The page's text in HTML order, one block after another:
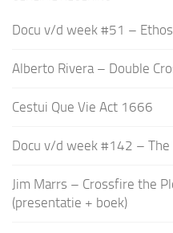
Docu v/d week #51 – Ethos
Alberto Rivera – Double
Cestui Que Vie Act 1666
Docu v/d week #142 – The
Jim Marrs – Crossfire the
(presentatie + boek)